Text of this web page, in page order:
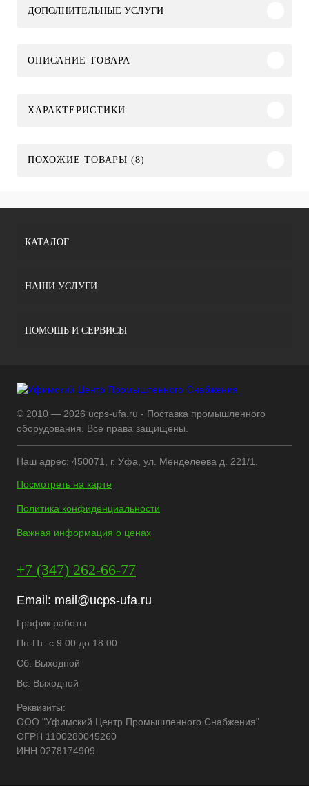
ДОПОЛНИТЕЛЬНЫЕ УСЛУГИ
ОПИСАНИЕ ТОВАРА
ХАРАКТЕРИСТИКИ
ПОХОЖИЕ ТОВАРЫ (8)
КАТАЛОГ
НАШИ УСЛУГИ
ПОМОЩЬ И СЕРВИСЫ
© 2010 — 2026 ucps-ufa.ru - Поставка промышленного
оборудования. Все права защищены.
Наш адрес: 450071, г. Уфа, ул. Менделеева д. 221/1.
Посмотреть на карте
Политика конфиденциальности
Важная информация о ценах
+7 (347) 262-66-77
Email: mail@ucps-ufa.ru
График работы
Пн-Пт: с 9:00 до 18:00
Сб: Выходной
Вс: Выходной
Реквизиты:
ООО "Уфимский Центр Промышленного Снабжения"
ОГРН 1100280045260
ИНН 0278174909